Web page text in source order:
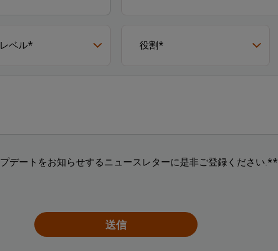
デートをお知らせするニュースレターに是非ご登録ください.**
送信